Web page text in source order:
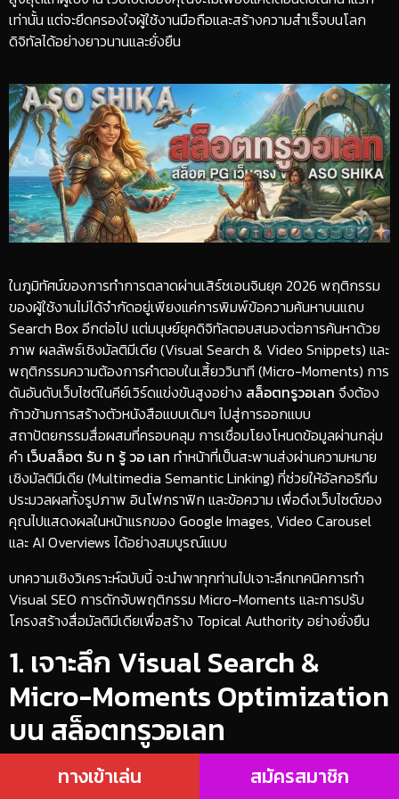
เท่านั้น แต่จะยึดครองใจผู้ใช้งานมือถือและสร้างความสำเร็จบนโลก
ดิจิทัลได้อย่างยาวนานและยั่งยืน
​ในภูมิทัศน์ของการทำการตลาดผ่านเสิร์ชเอนจินยุค 2026 พฤติกรรม
ของผู้ใช้งานไม่ได้จำกัดอยู่เพียงแค่การพิมพ์ข้อความค้นหาบนแถบ
Search Box อีกต่อไป แต่มนุษย์ยุคดิจิทัลตอบสนองต่อการค้นหาด้วย
ภาพ ผลลัพธ์เชิงมัลติมีเดีย (Visual Search & Video Snippets) และ
พฤติกรรมความต้องการคำตอบในเสี้ยววินาที (Micro-Moments) การ
ดันอันดับเว็บไซต์ในคีย์เวิร์ดแข่งขันสูงอย่าง สล็อตทรูวอเลท จึงต้อง
ก้าวข้ามการสร้างตัวหนังสือแบบเดิมๆ ไปสู่การออกแบบ
สถาปัตยกรรมสื่อผสมที่ครอบคลุม การเชื่อมโยงโหนดข้อมูลผ่านกลุ่ม
คำ เว็บสล็อต รับ ท รู้ วอ เลท ทำหน้าที่เป็นสะพานส่งผ่านความหมาย
เชิงมัลติมีเดีย (Multimedia Semantic Linking) ที่ช่วยให้อัลกอริทึม
ประมวลผลทั้งรูปภาพ อินโฟกราฟิก และข้อความ เพื่อดึงเว็บไซต์ของ
คุณไปแสดงผลในหน้าแรกของ Google Images, Video Carousel
และ AI Overviews ได้อย่างสมบูรณ์แบบ
​บทความเชิงวิเคราะห์ฉบับนี้ จะนำพาทุกท่านไปเจาะลึกเทคนิคการทำ
Visual SEO การดักจับพฤติกรรม Micro-Moments และการปรับ
โครงสร้างสื่อมัลติมีเดียเพื่อสร้าง Topical Authority อย่างยั่งยืน
​1. เจาะลึก Visual Search &
Micro-Moments Optimization
บน สล็อตทรูวอเลท
​การปรับแต่งองค์ประกอบมัลติมีเดียเพื่อดึงดูดผู้ใช้งานที่ต้องการข้อมูล
ทันทีทันใด (I-want-to-know, I-want-to-do, I-want-to-buy)
ทางเข้าเล่น สมัครสมาชิก